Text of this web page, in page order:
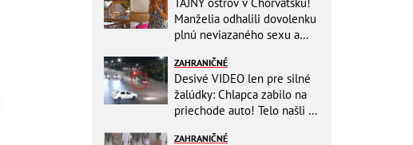
Manželia odhalili dovolenku
plnú neviazaného sexu a
ZAHRANIČNÉ
Desivé VIDEO len pre silné
žalúdky: Chlapca zabilo na
priechode auto! Telo našli o
ZAHRANIČNÉ